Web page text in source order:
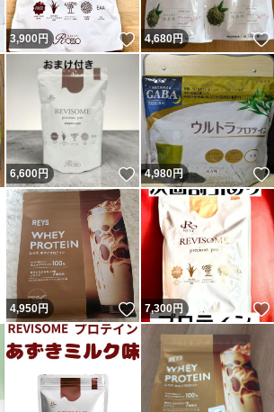
いいね！
3,900 円 いいね！
4,680円
いいね！
6,600円 いいね！
4,980円
いいね！
4,950円 いいね！
7,300円